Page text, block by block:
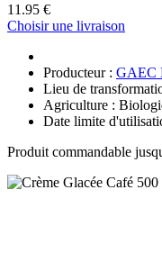
11.95 €
Choisir une livraison
Producteur : GAEC
Lieu de
Agriculture :
Date limite
Produit commandable